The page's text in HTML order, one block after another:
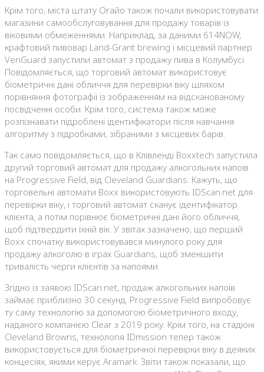
Крім того, міста штату Огайо також почали використовувати
магазини самообслуговування для продажу товарів із
віковими обмеженнями. Наприклад, за даними 614NOW,
крафтовий пивовар Land-Grant brewing і місцевий партнер
VenGuard запустили автомат з продажу пива в Колумбусі.
Повідомляється, що торговий автомат використовує
біометричні дані обличчя для перевірки віку шляхом
порівняння фотографії із зображенням на відсканованому
посвідченні особи. Крім того, система також може
розпізнавати підроблені ідентифікатори після навчання
алгоритму з підробками, зібраними з місцевих барів.
Так само повідомляється, що в Клівленді Boxxtech запустила
другий торговий автомат для продажу алкогольних напоїв
на Progressive Field, від Cleveland Guardians. Кажуть, що
торговельні автомати Boxx використовують IDScan.net для
перевірки віку, і торговий автомат сканує ідентифікатор
клієнта, а потім порівнює біометричні дані його обличчя,
щоб підтвердити їхній вік. У звітах зазначено, що перший
Boxx спочатку використовувався минулого року для
продажу алкоголю в іграх Guardians, щоб зменшити
тривалість черги клієнтів за напоями.
Згідно із заявою IDScan.net, продаж алкогольних напоїв
займає приблизно 30 секунд. Progressive Field випробовує
ту саму технологію за допомогою біометричного входу,
наданого компанією Clear з 2019 року. Крім того, на стадіоні
Cleveland Browns, технологія IDmission тепер також
використовується для біометричної перевірки віку в деяких
концесіях, якими керує Aramark. Звіти також показали, що